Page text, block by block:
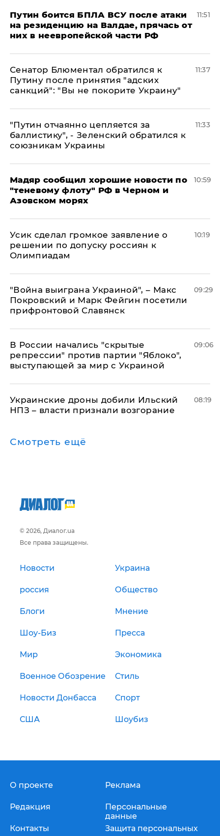
Путин боится БПЛА ВСУ после атаки
на резиденцию на Валдае, прячась от
них в неевропейской части РФ
11:51
Сенатор Блюментал обратился к
Путину после принятия "адских
санкций": "Вы не покорите Украину"
11:37
"Путин отчаянно цепляется за
баллистику", - Зеленский обратился к
союзникам Украины
11:33
Мадяр сообщил хорошие новости по
"теневому флоту" РФ в Черном и
Азовском морях
10:59
Усик сделал громкое заявление о
решении по допуску россиян к
Олимпиадам
10:19
"Война выиграна Украиной", – Макс
Покровский и Марк Фейгин посетили
прифронтовой Славянск
09:29
В России начались "скрытые
репрессии" против партии "Яблоко",
выступающей за мир с Украиной
09:06
Украинские дроны добили Ильский
НПЗ – власти признали возгорание
08:19
Смотреть ещё
© 2026, Диалог.ua
Все права защищены.
Новости Украина
россия Общество
Блоги Мнение
Шоу-Биз Пресса
Мир Экономика
Военное Обозрение Стиль
Новости Донбасса Спорт
США Шоубиз
О проекте
Редакция
Контакты
Реклама
Персональные
данные
Защита персональных